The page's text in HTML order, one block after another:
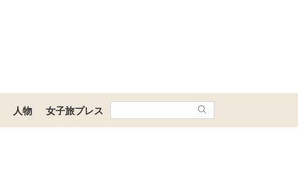
人物 女子旅プレス